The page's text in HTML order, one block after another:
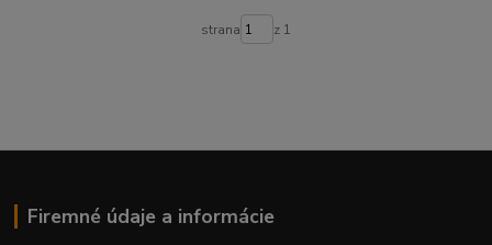
strana z 1
Firemné údaje a informácie